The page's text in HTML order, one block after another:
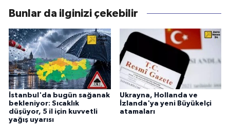
Bunlar da ilginizi çekebilir
İstanbul'da bugün sağanak
bekleniyor: Sıcaklık
düşüyor, 5 il için kuvvetli
yağış uyarısı
Ukrayna, Hollanda ve
İzlanda'ya yeni Büyükelçi
atamaları